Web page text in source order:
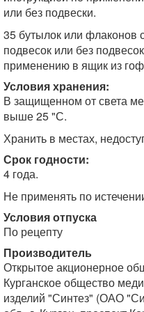
или без подвески.
35 бутылок или флаконов
подвесок или без
применению в ящик из
Условия хранения:
В защищенном от света
выше 25 "С.
Хранить в местах,
Срок годности:
4 года.
Не применять по
Условия отпуска
По рецепту
Производитель
Открытое акционерное
Курганское общество
изделий "Синтез" (ОАО